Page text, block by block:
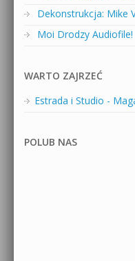
Dekonstrukcja: Mike
Moi Drodzy Audiofile!
WARTO ZAJRZEĆ
Estrada i Studio -
POLUB NAS